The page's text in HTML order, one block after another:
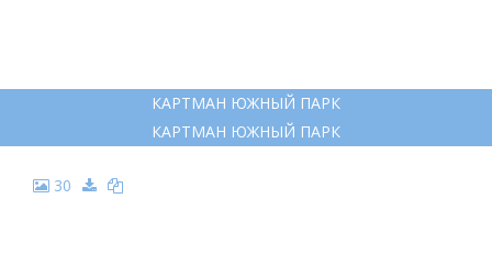
КАРТМАН ЮЖНЫЙ ПАРК
КАРТМАН ЮЖНЫЙ ПАРК
30